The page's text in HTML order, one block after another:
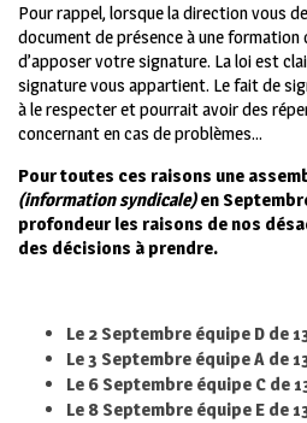
Pour rappel, lorsque la direction vous
document de présence à une formation
d’apposer votre signature. La loi est
signature vous appartient. Le fait de
à le respecter et pourrait avoir des
concernant en cas de problèmes…
Pour toutes ces raisons une
(information syndicale)en
profondeur les raisons de nos
des décisions à prendre.
Le 2 Septembre équipe D de
Le 3 Septembre équipe A de
Le 6 Septembre équipe C de
Le 8 Septembre équipe E de